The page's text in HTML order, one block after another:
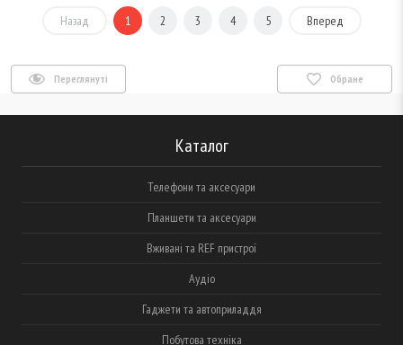
Назад 1 2 3 4 5 Вперед
Переглянуті Обране
Каталог
Телефони та аксесуари
Планшети та аксесуари
Вживані та REF пристрої
Аудіо
Гаджети та автоприладдя
Побутова техніка